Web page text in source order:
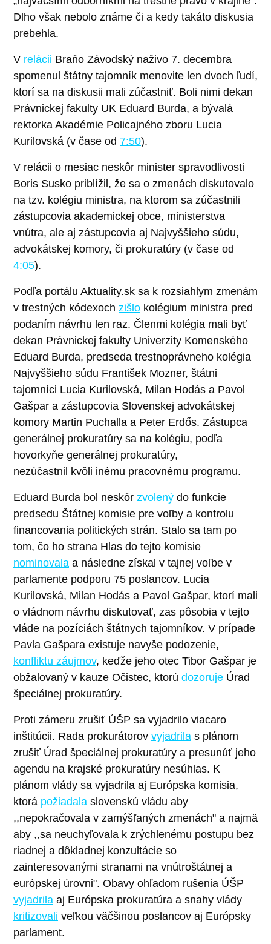
Dlho však nebolo známe či a kedy takáto diskusia
prebehla.
V relácii Braňo Závodský naživo 7. decembra
spomenul štátny tajomník menovite len dvoch ľudí,
ktorí sa na diskusii mali zúčastniť. Boli nimi dekan
Právnickej fakulty UK Eduard Burda, a bývalá
rektorka Akadémie Policajného zboru Lucia
Kurilovská (v čase od 7:50).
V relácii o mesiac neskôr minister spravodlivosti
Boris Susko priblížil, že sa o zmenách diskutovalo
na tzv. kolégiu ministra, na ktorom sa zúčastnili
zástupcovia akademickej obce, ministerstva
vnútra, ale aj zástupcovia aj Najvyššieho súdu,
advokátskej komory, či prokuratúry (v čase od
4:05).
Podľa portálu Aktuality.sk sa k rozsiahlym zmenám
v trestných kódexoch zišlo kolégium ministra pred
podaním návrhu len raz. Členmi kolégia mali byť
dekan Právnickej fakulty Univerzity Komenského
Eduard Burda, predseda trestnoprávneho kolégia
Najvyššieho súdu František Mozner, štátni
tajomníci Lucia Kurilovská, Milan Hodás a Pavol
Gašpar a zástupcovia Slovenskej advokátskej
komory Martin Puchalla a Peter Erdős. Zástupca
generálnej prokuratúry sa na kolégiu, podľa
hovorkyňe generálnej prokuratúry,
nezúčastnil kvôli inému pracovnému programu.
Eduard Burda bol neskôr zvolený do funkcie
predsedu Štátnej komisie pre voľby a kontrolu
financovania politických strán. Stalo sa tam po
tom, čo ho strana Hlas do tejto komisie
nominovala a následne získal v tajnej voľbe v
parlamente podporu 75 poslancov. Lucia
Kurilovská, Milan Hodás a Pavol Gašpar, ktorí mali
o vládnom návrhu diskutovať, zas pôsobia v tejto
vláde na pozíciách štátnych tajomníkov. V prípade
Pavla Gašpara existuje navyše podozenie,
konfliktu záujmov, keďže jeho otec Tibor Gašpar je
obžalovaný v kauze Očistec, ktorú dozoruje Úrad
špeciálnej prokuratúry.
Proti zámeru zrušiť ÚŠP sa vyjadrilo viacaro
inštitúcii. Rada prokurátorov vyjadrila s plánom
zrušiť Úrad špeciálnej prokuratúry a presunúť jeho
agendu na krajské prokuratúry nesúhlas. K
plánom vlády sa vyjadrila aj Európska komisia,
ktorá požiadala slovenskú vládu aby
,,nepokračovala v zamýšľaných zmenách" a najmä
aby ,,sa neuchyľovala k zrýchlenému postupu bez
riadnej a dôkladnej konzultácie so
zainteresovanými stranami na vnútroštátnej a
európskej úrovni". Obavy ohľadom rušenia ÚŠP
vyjadrila aj Európska prokuratúra a snahy vlády
kritizovali veľkou väčšinou poslancov aj Európsky
parlament.